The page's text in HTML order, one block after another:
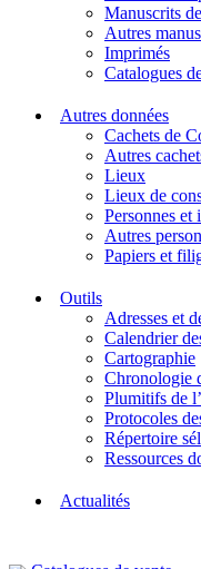
Manuscrits
Autres
Imprimés
Catalogues
Autres données
Cachets de
Autres
Lieux
Lieux de
Personnes et
Autres
Papiers et
Outils
Adresses et
Calendrier
Cartographie
Chronologie
Plumitifs de
Protocoles
Répertoire
Ressources
Actualités